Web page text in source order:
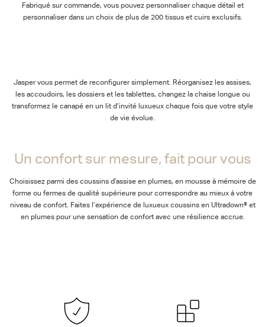
Fabriqué sur commande, vous pouvez personnaliser chaque détail et
personnaliser dans un choix de plus de 200 tissus et cuirs exclusifs.
Jasper vous permet de reconfigurer simplement. Réorganisez les assises,
les accoudoirs, les dossiers et les tablettes, changez la chaise longue ou
transformez le canapé en un lit d’invité luxueux chaque fois que votre style
de vie évolue.
Un confort sur mesure, fait pour vous
Choisissez parmi des coussins d'assise en plumes, en mousse à mémoire de
forme ou fermes de qualité supérieure pour correspondre au mieux à votre
niveau de confort. Faites l’expérience de luxueux coussins en Ultradown® et
en plumes pour une sensation de confort avec une résilience accrue.